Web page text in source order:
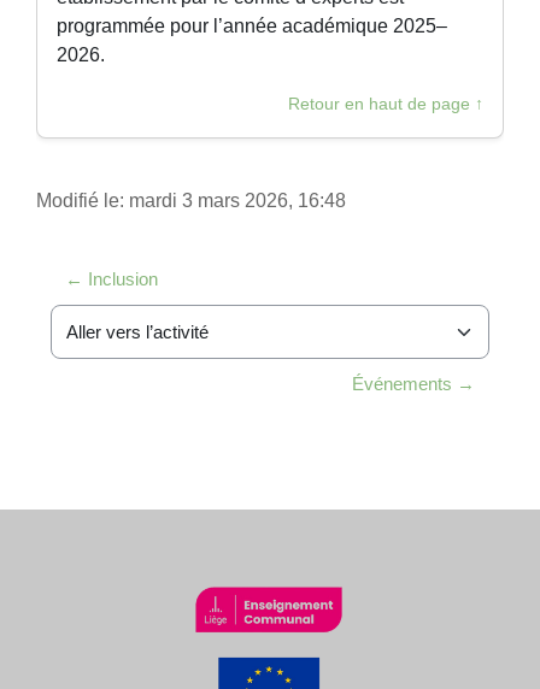
programmée pour l’année académique 2025–
2026.
Retour en haut de page ↑
Modifié le: mardi 3 mars 2026, 16:48
← Inclusion
Aller vers l’activité
Événements →